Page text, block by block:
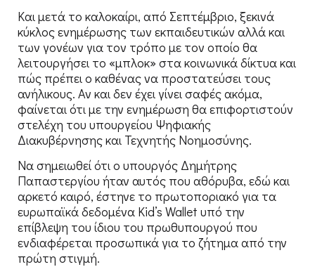
Και μετά το καλοκαίρι, από Σεπτέμβριο, ξεκινά
κύκλος ενημέρωσης των εκπαιδευτικών αλλά και
των γονέων για τον τρόπο με τον οποίο θα
λειτουργήσει το «μπλοκ» στα κοινωνικά δίκτυα και
πώς πρέπει ο καθένας να προστατεύσει τους
ανήλικους. Αν και δεν έχει γίνει σαφές ακόμα,
φαίνεται ότι με την ενημέρωση θα επιφορτιστούν
στελέχη του υπουργείου Ψηφιακής
Διακυβέρνησης και Τεχνητής Νοημοσύνης.
Να σημειωθεί ότι ο υπουργός Δημήτρης
Παπαστεργίου ήταν αυτός που αθόρυβα, εδώ και
αρκετό καιρό, έστηνε το πρωτοποριακό για τα
ευρωπαϊκά δεδομένα Kid’s Wallet υπό την
επίβλεψη του ίδιου του πρωθυπουργού που
ενδιαφέρεται προσωπικά για το ζήτημα από την
πρώτη στιγμή.